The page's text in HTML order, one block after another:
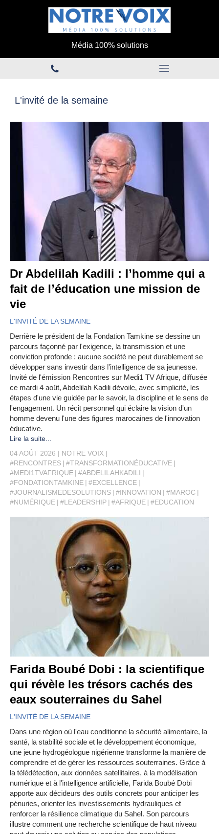
Média 100% solutions
L'invité de la semaine
Dr Abdelilah Kadili : l’homme qui a
fait de l’éducation une mission de
vie
L'INVITÉ DE LA SEMAINE
Derrière le président de la Fondation Tamkine se dessine un
parcours façonné par l'exigence, la transmission et une
conviction profonde : aucune société ne peut durablement se
développer sans investir dans l'intelligence de sa jeunesse.
Invité de l'émission Rencontres sur Medi1 TV Afrique, diffusée
ce mardi 4 août, Abdelilah Kadili dévoile, avec simplicité, les
étapes d'une vie guidée par le savoir, la discipline et le sens de
l'engagement. Un récit personnel qui éclaire la vision d'un
homme devenu l'une des figures marocaines de l'innovation
éducative.
Lire la suite...
04 AOÛT 2026
NOTRE VOIX
#RENCONTRES
#TRANSFORMATIONÉDUCATIVE
#MEDI1TVAFRIQUE
#ABDELILAHKADILI
#FONDATIONTAMKINE
#EXCELLENCE
#JOURNALISMEDESOLUTIONS
#INNOVATION
#MAROC
#NUMÉRIQUE
#LEADERSHIP #AFRIQUE #EDUCATION
Farida Boubé Dobi : la scientifique
qui révèle les trésors cachés des
eaux souterraines du Sahel
L'INVITÉ DE LA SEMAINE
Dans une région où l'eau conditionne la sécurité alimentaire, la
santé, la stabilité sociale et le développement économique,
une jeune hydrogéologue nigérienne transforme la manière de
comprendre et de gérer les ressources souterraines. Grâce à
la télédétection, aux données satellitaires, à la modélisation
numérique et à l'intelligence artificielle, Farida Boubé Dobi
apporte aux décideurs des outils concrets pour anticiper les
pénuries, orienter les investissements hydrauliques et
renforcer la résilience climatique du Sahel. Son parcours
illustre comment une recherche scientifique de haut niveau